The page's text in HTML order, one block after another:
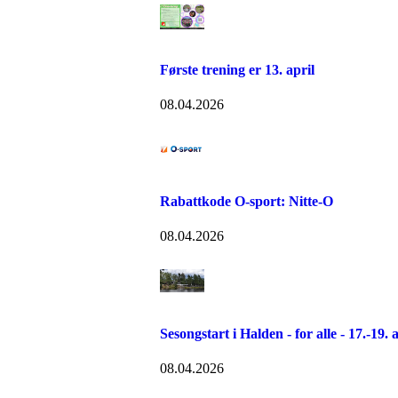
Første trening er 13. april
08.04.2026
Rabattkode O-sport: Nitte-O
08.04.2026
Sesongstart i Halden - for alle - 17.-19.
08.04.2026